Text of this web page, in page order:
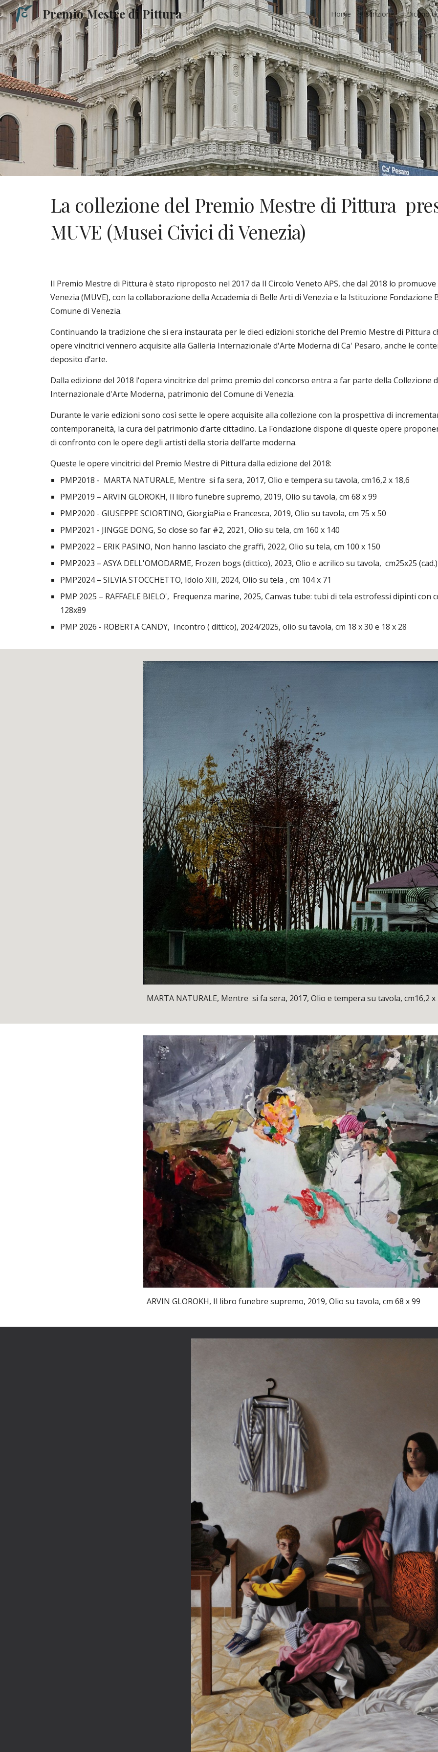
Skip to main content Skip to
Premio Mestre di Pittura Home Iscrizione Dicono
La collezione del Premio Mestre di Pittura
MUVE (Musei Civici di Venezia)
Il Premio Mestre di Pittura è stato riproposto nel 2017 da Il Circolo Veneto APS, che dal 2018 lo
Venezia (MUVE), con la collaborazione della Accademia di Belle Arti di Venezia e la Istituzione Fondazione
Comune di Venezia.
Continuando la tradizione che si era instaurata per le dieci edizioni storiche del Premio Mestre di Pittura
opere vincitrici vennero acquisite alla Galleria Internazionale d'Arte Moderna di Ca' Pesaro, anche le
deposito d’arte.
Dalla edizione del 2018 l'opera vincitrice del primo premio del concorso entra a far parte della Collezione
Internazionale d'Arte Moderna, patrimonio del Comune di Venezia.
Durante le varie edizioni sono così sette le opere acquisite alla collezione con la prospettiva di
contemporaneità, la cura del patrimonio d’arte cittadino. La Fondazione dispone di queste opere
di confronto con le opere degli artisti della storia dell’arte moderna.
Queste le opere vincitrici del Premio Mestre di Pittura dalla edizione del 2018:
PMP2018 - MARTA NATURALE, Mentre si fa sera, 2017, Olio e tempera su tavola, cm16,2 x 18,6
PMP2019 – ARVIN GLOROKH, Il libro funebre supremo, 2019, Olio su tavola, cm 68 x 99
PMP2020 - GIUSEPPE SCIORTINO, GiorgiaPia e Francesca, 2019, Olio su tavola, cm 75 x 50
PMP2021 - JINGGE DONG, So close so far #2, 2021, Olio su tela, cm 160 x 140
PMP2022 – ERIK PASINO, Non hanno lasciato che graffi, 2022, Olio su tela, cm 100 x 150
PMP2023 – ASYA DELL'OMODARME, Frozen bogs (dittico), 2023, Olio e acrilico su tavola, cm25x25 (cad.)
PMP2024 – SILVIA STOCCHETTO, Idolo XIII, 2024, Olio su tela , cm 104 x 71
PMP 2025 – RAFFAELE BIELO', Frequenza marine, 2025, Canvas tube: tubi di tela estrofessi dipinti con
128x89
PMP 2026 - ROBERTA CANDY, Incontro ( dittico), 2024/2025, olio su tavola, cm 18 x 30 e 18 x 28
MARTA NATURALE, Mentre si fa sera, 2017, Olio e tempera su tavola, cm16,2 x
ARVIN GLOROKH, Il libro funebre supremo, 2019, Olio su tavola, cm 68 x 99